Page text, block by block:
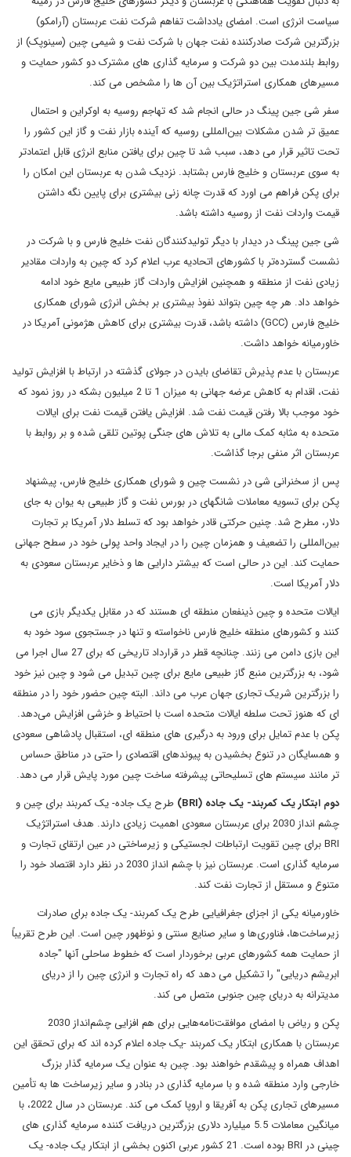
سیاست انرژی است. امضای یادداشت تفاهم شرکت نفت عربستان (آرامکو)
بزرگترین شرکت صادرکننده نفت جهان با شرکت نفت و شیمی چین (سینوپک) از
روابط بلندمدت بین دو شرکت و سرمایه گذاری های مشترک دو کشور حمایت و
مسیرهای همکاری استراتژیک بین آن ها را مشخص می کند.
سفر شی جین پینگ در حالی انجام شد که تهاجم روسیه به اوکراین و احتمال
عمیق تر شدن مشکلات بین‌المللی روسیه که آینده بازار نفت و گاز این کشور را
تحت تاثیر قرار می دهد، سبب شد تا چین برای یافتن منابع انرژی قابل اعتمادتر
به سوی عربستان و خلیج فارس بشتابد. نزدیک شدن به عربستان این امکان را
برای پکن فراهم می اورد که قدرت چانه زنی بیشتری برای پایین نگه داشتن
قیمت واردات نفت از روسیه داشته باشد.
شی جین پینگ در دیدار با دیگر تولیدکنندگان نفت خلیج فارس و با شرکت در
نشست گسترده‌تر با کشورهای اتحادیه عرب اعلام کرد که چین به واردات مقادیر
زیادی نفت از منطقه و همچنین افزایش واردات گاز طبیعی مایع خود ادامه
خواهد داد. هر چه چین بتواند نفوذ بیشتری بر بخش انرژی شورای همکاری
خلیج فارس (GCC) داشته باشد، قدرت بیشتری برای کاهش هژمونی آمریکا در
خاورمیانه خواهد داشت.
عربستان با عدم پذیرش تقاضای بایدن در جولای گذشته در ارتباط با افزایش تولید
نفت، اقدام به کاهش عرضه جهانی به میزان 1 تا 2 میلیون بشکه در روز نمود که
خود موجب بالا رفتن قیمت نفت شد. افزایش یافتن قیمت نفت برای ایالات
متحده به مثابه کمک مالی به تلاش های جنگی پوتین تلقی شده و بر روابط با
عربستان اثر منفی برجا گذاشت.
پس از سخنرانی شی در نشست چین و شورای همکاری خلیج فارس، پیشنهاد
پکن برای تسویه معاملات شانگهای در بورس نفت و گاز طبیعی به یوان به جای
دلار، مطرح شد. چنین حرکتی قادر خواهد بود که تسلط دلار آمریکا بر تجارت
بین‌المللی را تضعیف و همزمان چین را در ایجاد واحد پولی خود در سطح جهانی
حمایت کند. این در حالی است که بیشتر دارایی ها و ذخایر عربستان سعودی به
دلار آمریکا است.
ایالات متحده و چین ذینفعان منطقه ای هستند که در مقابل یکدیگر بازی می
کنند و کشورهای منطقه خلیج فارس ناخواسته و تنها در جستجوی سود خود به
این بازی دامن می زنند. چنانچه قطر در قرارداد تاریخی که برای 27 سال اجرا می
شود، به بزرگترین منبع گاز طبیعی مایع برای چین تبدیل می شود و چین نیز خود
را بزرگترین شریک تجاری جهان عرب می داند. البته چین حضور خود را در منطقه
ای که هنوز تحت سلطه ایالات متحده است با احتیاط و خزشی افزایش می‌دهد.
پکن با عدم تمایل برای ورود به درگیری های منطقه ای، استقبال پادشاهی سعودی
و همسایگان در تنوع بخشیدن به پیوندهای اقتصادی را حتی در مناطق حساس
تر مانند سیستم های تسلیحاتی پیشرفته ساخت چین مورد پایش قرار می دهد.
دوم ابتکار یک کمربند- یک جاده (BRI)
طرح یک جاده- یک کمربند برای چین و
چشم انداز 2030 برای عربستان سعودی اهمیت زیادی دارند. هدف استراتژیک
BRI برای چین تقویت ارتباطات لجستیکی و زیرساختی در عین ارتقای تجارت و
سرمایه گذاری است. عربستان نیز با چشم انداز 2030 در نظر دارد اقتصاد خود را
متنوع و مستقل از تجارت نفت کند.
خاورمیانه یکی از اجزای جغرافیایی طرح یک کمربند- یک جاده برای صادرات
زیرساخت‌ها، فناوری‌ها و سایر صنایع سنتی و نوظهور چین است. این طرح تقریباً
از حمایت همه کشورهای عربی برخوردار است که خطوط ساحلی آنها "جاده
ابریشم دریایی" را تشکیل می دهد که راه تجارت و انرژی چین را از دریای
مدیترانه به دریای چین جنوبی متصل می کند.
پکن و ریاض با امضای موافقت‌نامه‌هایی برای هم افزایی چشم‌انداز 2030
عربستان با همکاری ابتکار یک کمربند -یک جاده اعلام کرده اند که برای تحقق این
اهداف همراه و پیشقدم خواهند بود. چین به عنوان یک سرمایه گذار بزرگ
خارجی وارد منطقه شده و با سرمایه گذاری در بنادر و سایر زیرساخت ها به تأمین
مسیرهای تجاری پکن به آفریقا و اروپا کمک می کند. عربستان در سال 2022، با
میانگین معاملات 5.5 میلیارد دلاری بزرگترین دریافت کننده سرمایه گذاری های
چینی در BRI بوده است. 21 کشور عربی اکنون بخشی از ابتکار یک جاده- یک